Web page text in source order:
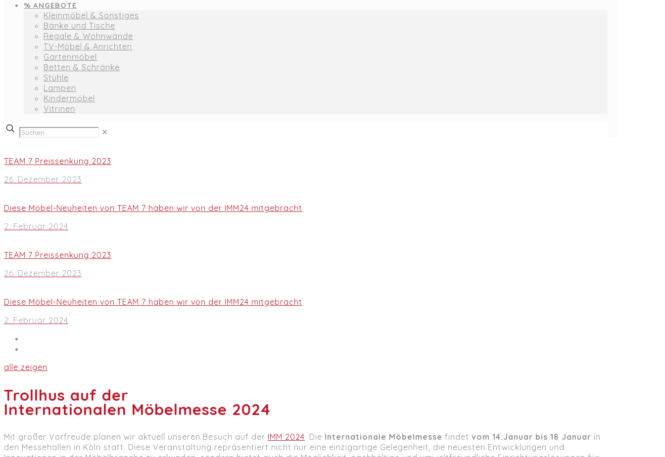
% ANGEBOTE
Kleinmöbel & Sonstiges
Bänke und Tische
Regale & Wohnwände
TV-Möbel & Anrichten
Gartenmöbel
Betten & Schränke
Stühle
Lampen
Kindermöbel
Vitrinen
✕
TEAM 7 Preissenkung 2023
26. Dezember 2023
Diese Möbel-Neuheiten von TEAM 7 haben wir von der IMM24 mitgebracht
2. Februar 2024
TEAM 7 Preissenkung 2023
26. Dezember 2023
Diese Möbel-Neuheiten von TEAM 7 haben wir von der IMM24 mitgebracht
2. Februar 2024
alle zeigen
Trollhus auf der
Internationalen Möbelmesse 2024
Mit großer Vorfreude planen wir aktuell unseren Besuch auf der IMM 2024. Die Internationale Möbelmesse findet vom 14.Januar bis 18 Januar in
den Messehallen in Köln statt. Diese Veranstaltung repräsentiert nicht nur eine einzigartige Gelegenheit, die neuesten Entwicklungen und